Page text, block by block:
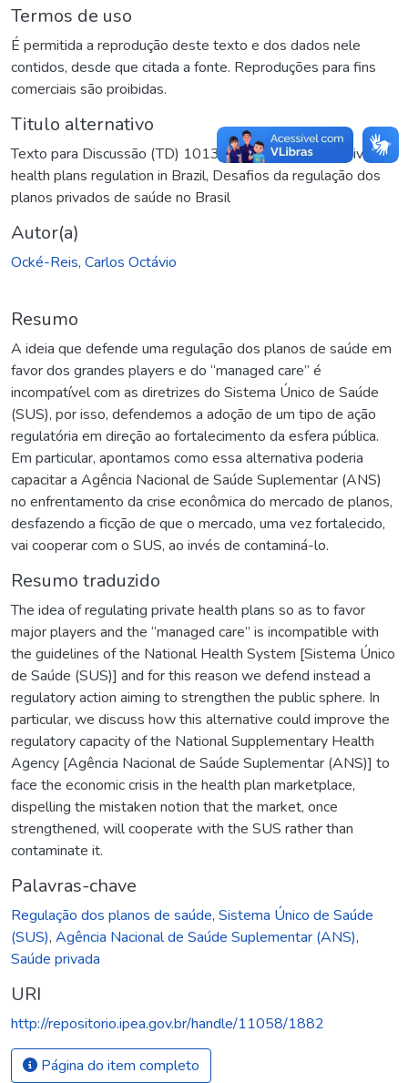
Termos de uso
É permitida a reprodução deste texto e dos dados nele
contidos, desde que citada a fonte. Reproduções para fins
comerciais são proibidas.
Titulo alternativo
Texto para Discussão (TD) 1013: Challenges of the private
health plans regulation in Brazil, Desafios da regulação dos
planos privados de saúde no Brasil
Autor(a)
Ocké-Reis, Carlos Octávio
Resumo
A ideia que defende uma regulação dos planos de saúde em
favor dos grandes players e do “managed care” é
incompatível com as diretrizes do Sistema Único de Saúde
(SUS), por isso, defendemos a adoção de um tipo de ação
regulatória em direção ao fortalecimento da esfera pública.
Em particular, apontamos como essa alternativa poderia
capacitar a Agência Nacional de Saúde Suplementar (ANS)
no enfrentamento da crise econômica do mercado de planos,
desfazendo a ficção de que o mercado, uma vez fortalecido,
vai cooperar com o SUS, ao invés de contaminá-lo.
Resumo traduzido
The idea of regulating private health plans so as to favor
major players and the “managed care” is incompatible with
the guidelines of the National Health System [Sistema Único
de Saúde (SUS)] and for this reason we defend instead a
regulatory action aiming to strengthen the public sphere. In
particular, we discuss how this alternative could improve the
regulatory capacity of the National Supplementary Health
Agency [Agência Nacional de Saúde Suplementar (ANS)] to
face the economic crisis in the health plan marketplace,
dispelling the mistaken notion that the market, once
strengthened, will cooperate with the SUS rather than
contaminate it.
Palavras-chave
Regulação dos planos de saúde, Sistema Único de Saúde
(SUS), Agência Nacional de Saúde Suplementar (ANS),
Saúde privada
URI
http://repositorio.ipea.gov.br/handle/11058/1882
Página do item completo